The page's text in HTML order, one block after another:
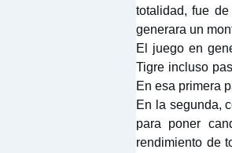
totalidad, fue
generara un
El juego en
Tigre incluso
En esa primera
En la segunda,
para poner
rendimiento de